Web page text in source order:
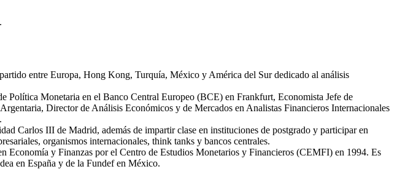
entre Europa, Hong Kong, Turquía, México y América del Sur dedicado al análisis
Monetaria en el Banco Central Europeo (BCE) en Frankfurt, Economista Jefe de
Director de Análisis Económicos y de Mercados en Analistas Financieros Internacionales
Carlos III de Madrid, además de impartir clase en instituciones de postgrado y participar en
organismos internacionales, think tanks y bancos centrales.
y Finanzas por el Centro de Estudios Monetarios y Financieros (CEMFI) en 1994. Es
en España y de la Fundef en México.